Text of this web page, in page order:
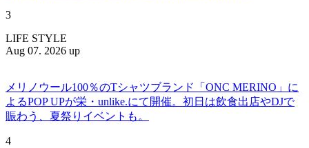
3
LIFE STYLE
Aug 07. 2026 up
メリノウール100％のTシャツブランド「ONC MERINO」に
よるPOP UPが栄・unlike.にて開催。初日は飲食出店やDJで
賑わう、夏祭りイベントも。
4